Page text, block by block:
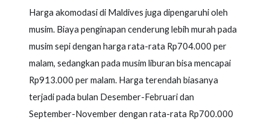
Harga akomodasi di Maldives juga dipengaruhi oleh
musim. Biaya penginapan cenderung lebih murah pada
musim sepi dengan harga rata-rata Rp704.000 per
malam, sedangkan pada musim liburan bisa mencapai
Rp913.000 per malam. Harga terendah biasanya
terjadi pada bulan Desember-Februari dan
September-November dengan rata-rata Rp700.000